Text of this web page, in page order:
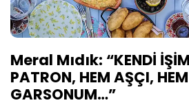
Meral Mıdık: “KENDİ
PATRON, HEM AŞÇI,
GARSONUM…”